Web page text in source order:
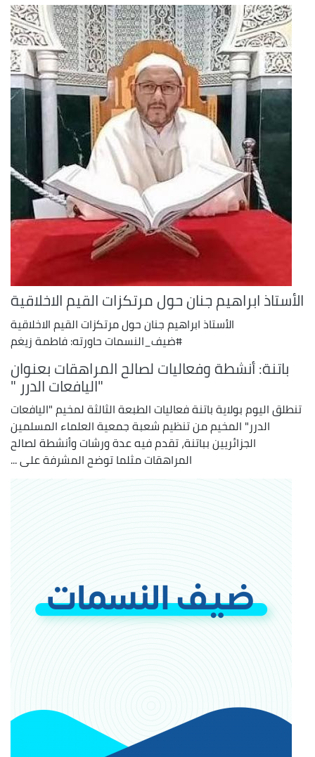
الأستاذ ابراهيم جنان حول مرتكزات القيم الاخلاقية
الأستاذ ابراهيم جنان حول مرتكزات القيم الاخلاقية
#ضيف_النسمات حاورته: فاطمة زيغم
باتنة: أنشطة وفعاليات لصالح المراهقات بعنوان
"اليافعات الدرر "
تنطلق اليوم بولاية باتنة فعاليات الطبعة الثالثة لمخيم "اليافعات
الدرر" المخيم من تنظيم شعبة جمعية العلماء المسلمين
الجزائريين بباتنة، تقدم فيه عدة ورشات وأنشطة لصالح
المراهقات مثلما توضح المشرفة على ...